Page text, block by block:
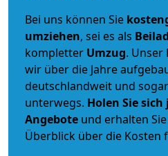
Bei uns können Sie
umziehen, sei es als
kompletter Umzug. Unser
wir über die Jahre
deutschlandweit und
unterwegs. Holen Sie
Angebote und erhalten
Überblick über die Kosten